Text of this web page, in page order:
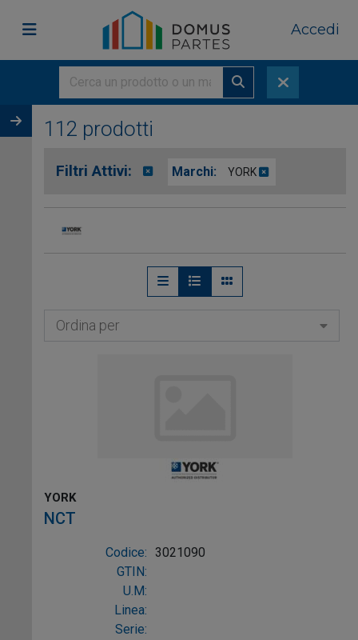
Accedi
112 prodotti
Filtri Attivi: Marchi: YORK
Ordina per
YORK
NCT
Codice: 3021090
GTIN:
U.M:
Linea:
Serie: